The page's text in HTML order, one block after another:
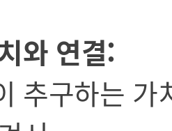
와 연결:
추구하는